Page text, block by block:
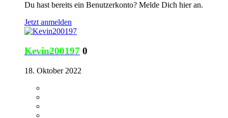
Du hast bereits ein Benutzerkonto? Melde Dich hier an.
Jetzt anmelden
Kevin200197 0
18. Oktober 2022